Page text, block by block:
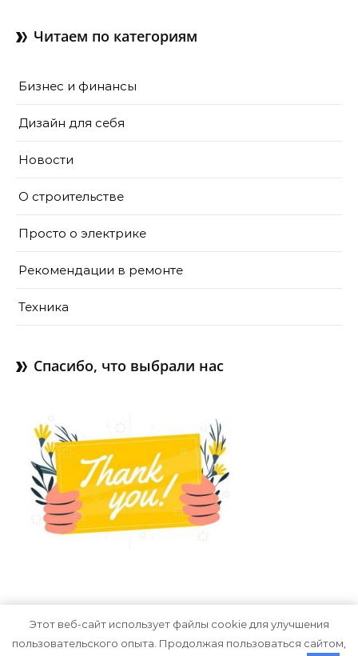
Читаем по категориям
Бизнес и финансы
Дизайн для себя
Новости
О строительстве
Просто о электрике
Рекомендации в ремонте
Техника
Спасибо, что выбрали нас
Тема Graceful от Optima Themes
Этот веб-сайт использует файлы cookie для улучшения
пользовательского опыта. Продолжая пользоваться сайтом,